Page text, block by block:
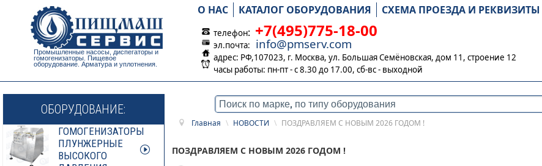
Промышленные насосы, диспегаторы и
гомогенизаторы. Пищевое
оборудование. Арматура и уплотнения.
О НАС КАТАЛОГ ОБОРУДОВАНИЯ СХЕМА ПРОЕЗДА И РЕКВИЗИТЫ
телефон: +7(495)775-18-00
эл.почта: info@pmserv.com
адрес: РФ,107023, г. Москва, ул. Большая Семёновская, дом 11, строение 12
часы работы: пн-пт - с 8.30 до 17.00, сб-вс - выходной
ОБОРУДОВАНИЕ:
ГОМОГЕНИЗАТОРЫ
ПЛУНЖЕРНЫЕ
ВЫСОКОГО
Главная \ НОВОСТИ \ ПОЗДРАВЛЯЕМ С НОВЫМ 2026 ГОДОМ !
ПОЗДРАВЛЯЕМ С НОВЫМ 2026 ГОДОМ !